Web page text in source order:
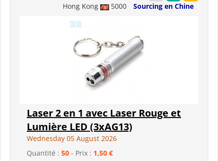
Hong Kong 5000 Sourcing en Chine
Laser 2 en 1 avec Laser Rouge et
Lumière LED (3xAG13)
Wednesday 05 August 2026
Quantité : 50 - Prix : 1,50 €